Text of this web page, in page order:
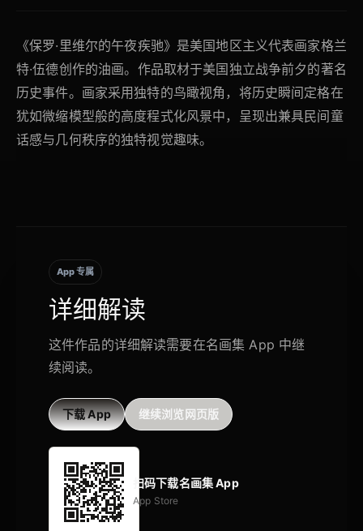
《保罗·里维尔的午夜疾驰》是美国地区主义代表画家格兰
特·伍德创作的油画。作品取材于美国独立战争前夕的著名
历史事件。画家采用独特的鸟瞰视角，将历史瞬间定格在
犹如微缩模型般的高度程式化风景中，呈现出兼具民间童
话感与几何秩序的独特视觉趣味。
App 专属
详细解读
这件作品的详细解读需要在名画集 App 中继
续阅读。
下载 App 继续浏览网页版
扫码下载名画集 App
App Store